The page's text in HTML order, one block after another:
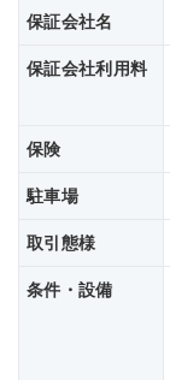
保証会社名
保証会社利用料
保険
駐車場
取引態様
条件・設備